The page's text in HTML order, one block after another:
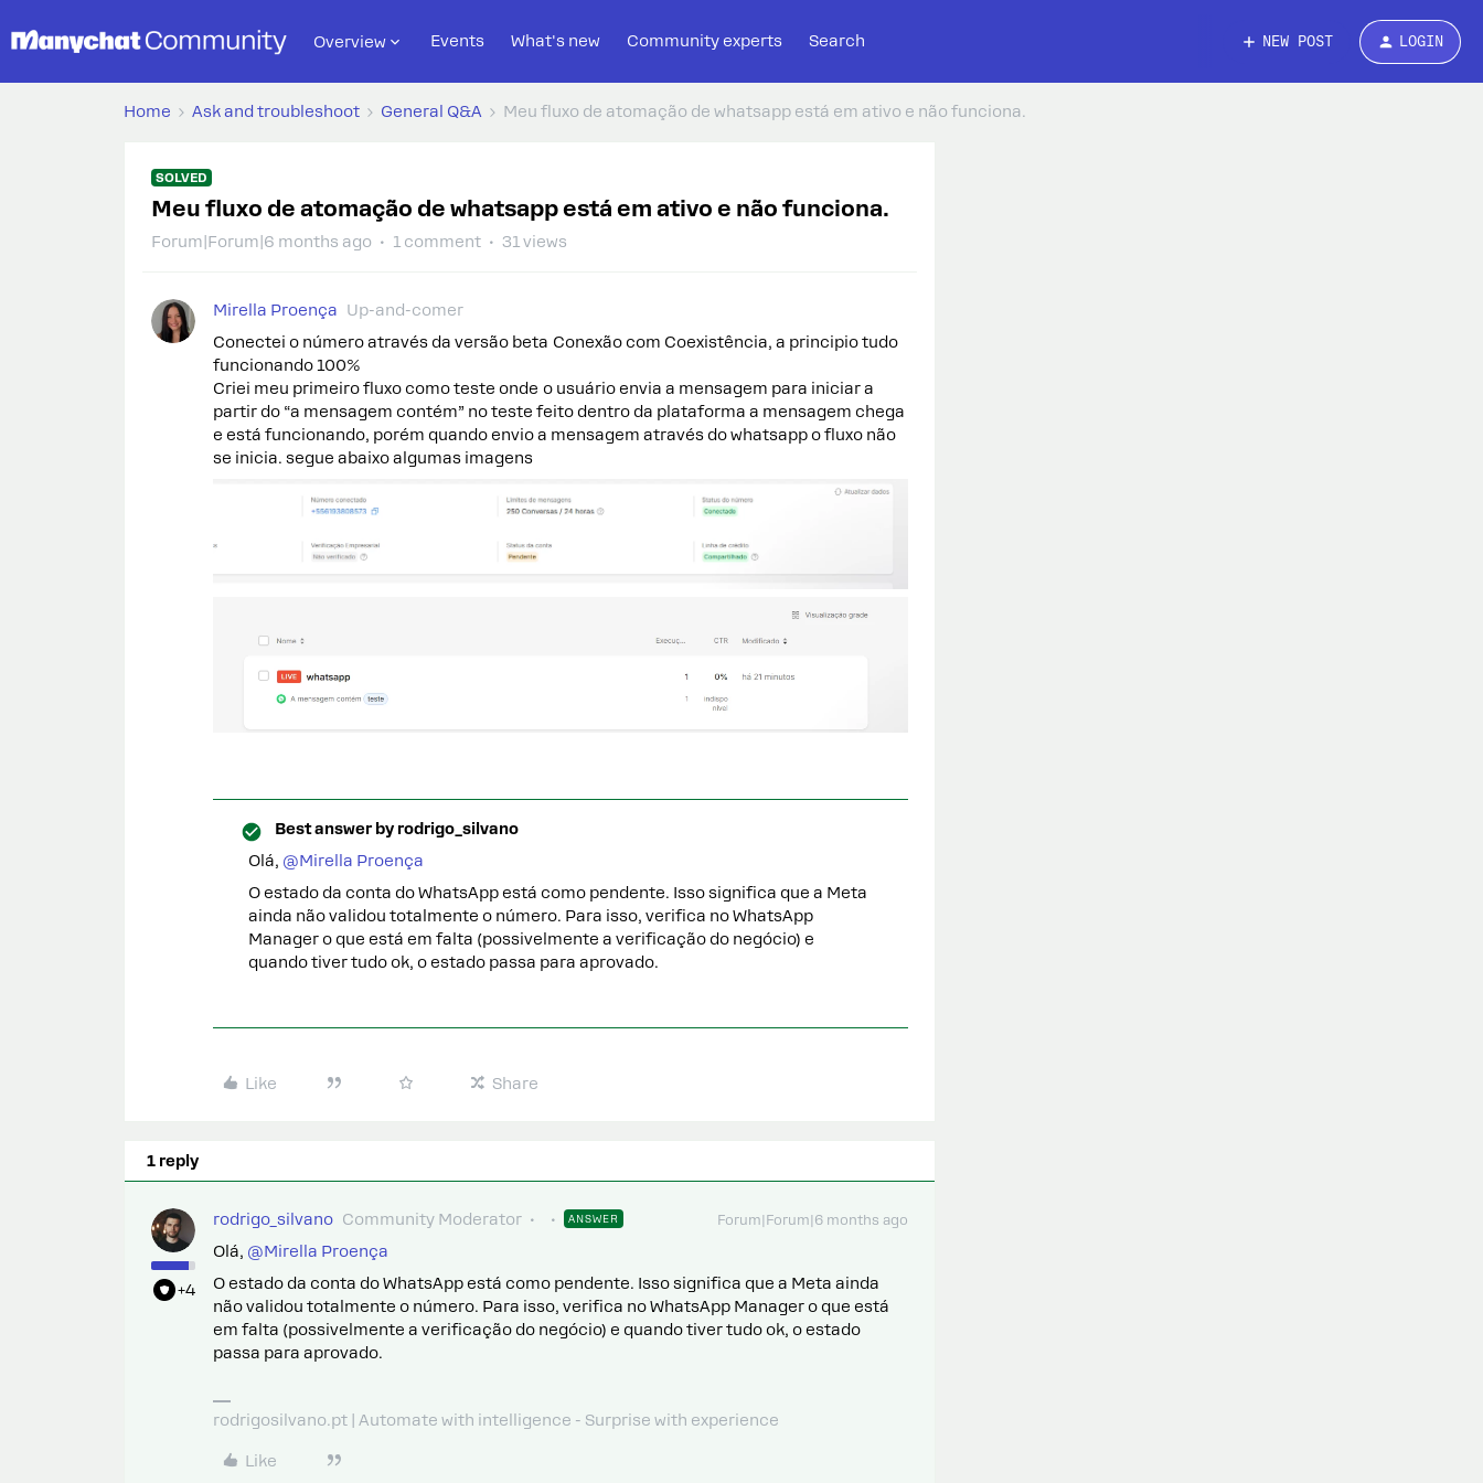
Overview Events What's new Community experts Search NEW POST LOGIN
Home Ask and troubleshoot General Q&A Meu fluxo de atomação de whatsapp está em ativo e não funciona.
SOLVED
Meu fluxo de atomação de whatsapp está em ativo e não funciona.
Forum|Forum|6 months ago 1 comment 31 views
Mirella Proença
Up-and-comer
Conectei o número através da versão beta Conexão com Coexistência, a principio tudo
funcionando 100%
Criei meu primeiro fluxo como teste onde o usuário envia a mensagem para iniciar a
partir do “a mensagem contém” no teste feito dentro da plataforma a mensagem chega
e está funcionando, porém quando envio a mensagem através do whatsapp o fluxo não
se inicia. segue abaixo algumas imagens
Best answer by rodrigo_silvano
Olá, ​ @Mirella Proença
O estado da conta do WhatsApp está como pendente. Isso significa que a Meta
ainda não validou totalmente o número. Para isso, verifica no WhatsApp
Manager o que está em falta (possivelmente a verificação do negócio) e
quando tiver tudo ok, o estado passa para aprovado.
Like Share
1 reply
+4
rodrigo_silvano Community Moderator ANSWER Forum|Forum|6 months ago
Olá, ​ @Mirella Proença
O estado da conta do WhatsApp está como pendente. Isso significa que a Meta ainda
não validou totalmente o número. Para isso, verifica no WhatsApp Manager o que está
em falta (possivelmente a verificação do negócio) e quando tiver tudo ok, o estado
passa para aprovado.
rodrigosilvano.pt | Automate with intelligence - Surprise with experience
Like